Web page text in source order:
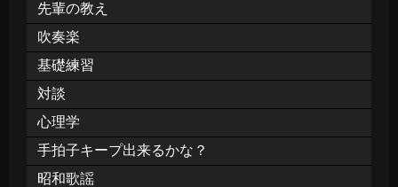
先輩の教え
吹奏楽
基礎練習
対談
心理学
手拍子キープ出来るかな？
昭和歌謡